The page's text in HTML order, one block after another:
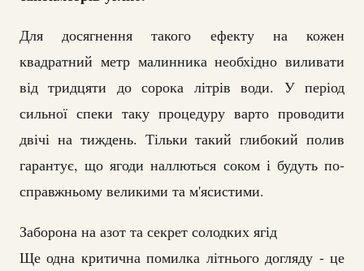
Для досягнення такого ефекту на кожен
квадратний метр малинника необхідно виливати
від тридцяти до сорока літрів води. У період
сильної спеки таку процедуру варто проводити
двічі на тиждень. Тільки такий глибокий полив
гарантує, що ягоди наллються соком і будуть по-
справжньому великими та м'ясистими.
Заборона на азот та секрет солодких ягід
Ще одна критична помилка літнього догляду - це